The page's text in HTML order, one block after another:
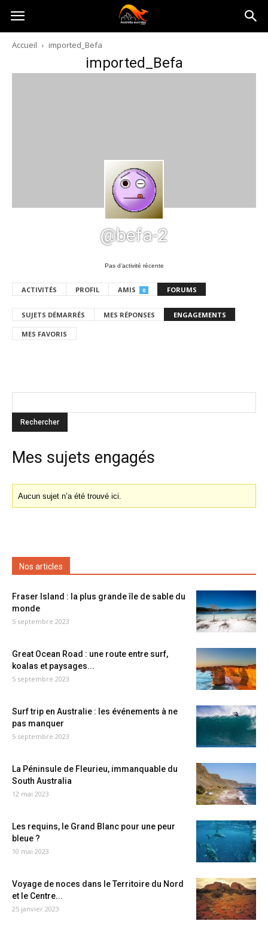
Australia-
australie.com
Accueil imported_Befa
imported_Befa
@befa-2
Pas d’activité récente
ACTIVITÉS PROFIL AMIS 0 FORUMS
SUJETS DÉMARRÉS MES RÉPONSES ENGAGEMENTS
MES FAVORIS
Mes sujets engagés
Aucun sujet n’a été trouvé ici.
Nos articles
Fraser Island : la plus grande île de sable du
monde
5 septembre 2023
Great Ocean Road : une route entre surf,
koalas et paysages...
5 septembre 2023
Surf trip en Australie : les événements à ne
pas manquer
5 septembre 2023
La Péninsule de Fleurieu, immanquable du
South Australia
12 mai 2023
Les requins, le Grand Blanc pour une peur
bleue ?
10 mai 2023
Voyage de noces dans le Territoire du Nord
et le Centre...
25 janvier 2023